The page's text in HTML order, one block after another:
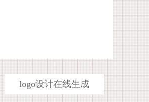
logo设计在线生成